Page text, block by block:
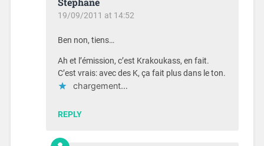
19/09/2011 at 14:52
Ben non, tiens…
Ah et l’émission, c’est Krakoukass, en fait.
C’est vrais: avec des K, ça fait plus dans le ton.
chargement…
REPLY